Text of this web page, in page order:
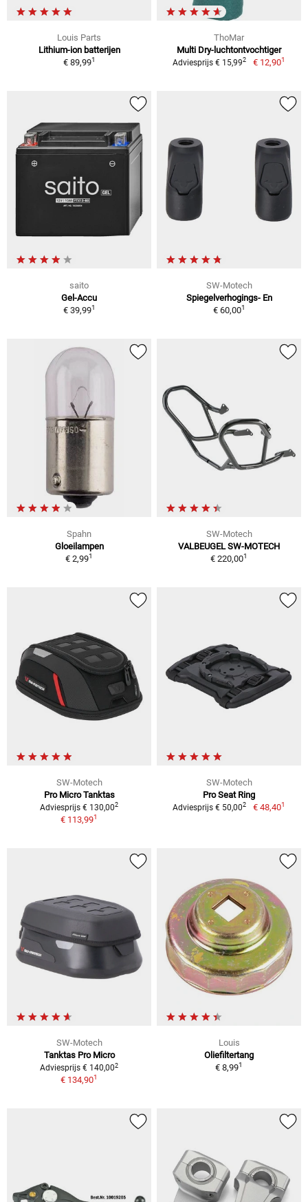
Louis Parts
Lithium-ion batterijen
€ 89,991
ThoMar
Multi Dry-luchtontvochtiger
Adviesprijs € 15,992 € 12,901
saito
Gel-Accu
€ 39,991
SW-Motech
Spiegelverhogings- En
€ 60,001
Spahn
Gloeilampen
€ 2,991
SW-Motech
VALBEUGEL SW-MOTECH
€ 220,001
SW-Motech
Pro Micro Tanktas
Adviesprijs € 130,002
€ 113,991
SW-Motech
Pro Seat Ring
Adviesprijs € 50,002 € 48,401
SW-Motech
Tanktas Pro Micro
Adviesprijs € 140,002
€ 134,901
Louis
Oliefiltertang
€ 8,991